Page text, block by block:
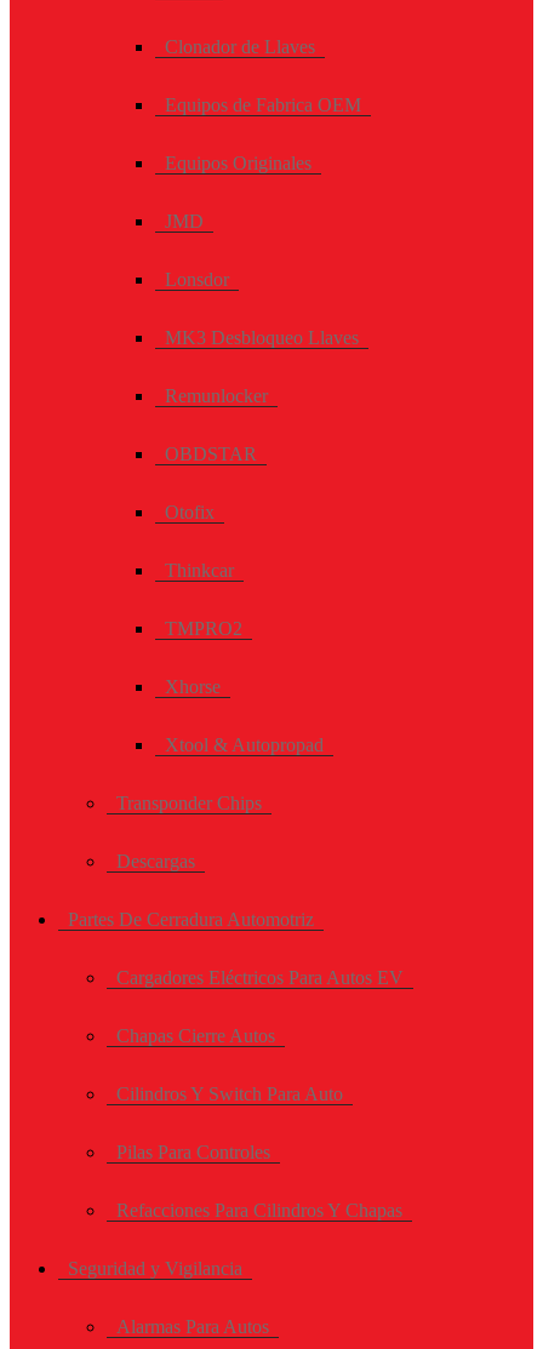
Clonador de Llaves
Equipos de Fabrica OEM
Equipos Originales
JMD
Lonsdor
MK3 Desbloqueo Llaves
Remunlocker
OBDSTAR
Otofix
Thinkcar
TMPRO2
Xhorse
Xtool & Autopropad
Transponder Chips
Descargas
Partes De Cerradura Automotriz
Cargadores Eléctricos Para Autos EV
Chapas Cierre Autos
Cilindros Y Switch Para Auto
Pilas Para Controles
Refacciones Para Cilindros Y Chapas
Seguridad y Vigilancia
Alarmas Para Autos